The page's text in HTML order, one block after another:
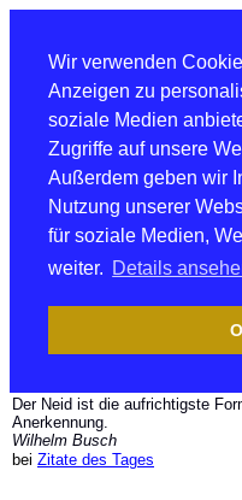
Wir verwenden
Anzeigen zu
soziale Medien
Zugriffe auf unsere
Außerdem geben wir
Nutzung unserer
für soziale Medien,
weiter. Details
Der Neid ist die aufrichtigste
Anerkennung.
Wilhelm Busch
bei Zitate des Tages